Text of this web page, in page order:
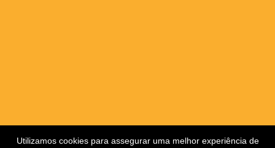
Utilizamos cookies para assegurar uma melhor experiência de